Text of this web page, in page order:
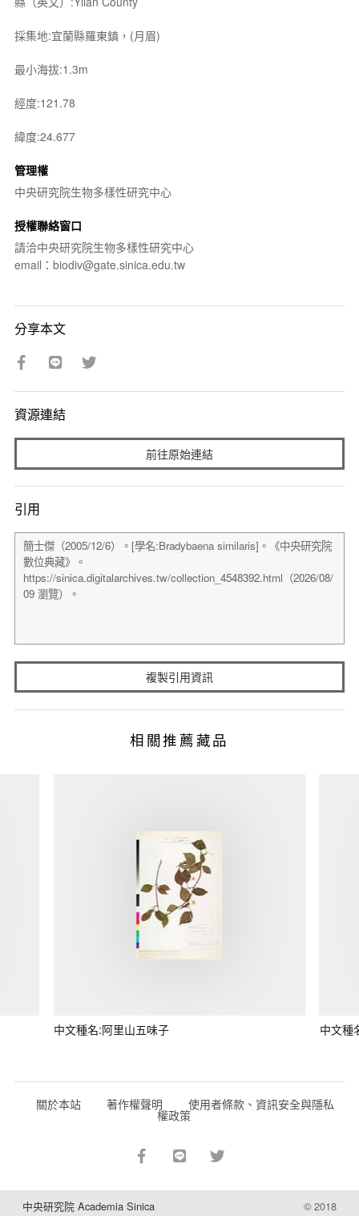
採集地:宜蘭縣羅東鎮，(月眉)
最小海拔:1.3m
經度:121.78
緯度:24.677
管理權
中央研究院生物多樣性研究中心
授權聯絡窗口
請洽中央研究院生物多樣性研究中心
email：biodiv@gate.sinica.edu.tw
分享本文
資源連結
前往原始連結
引用
複製引用資訊
相關推薦藏品
中文種名:阿里山五味子 中文種
關於本站 著作權聲明 使用者條款、資訊安全與隱私
權政策
中央研究院 Academia Sinica © 2018